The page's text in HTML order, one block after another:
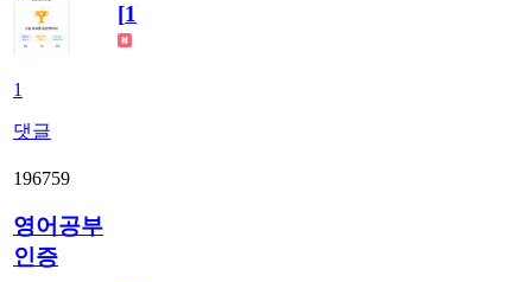
1
댓글
[1]
196759
영어공부
인증